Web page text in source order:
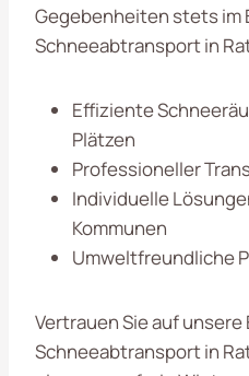
Gegebenheiten stets im
Schneeabtransport in
Effiziente
Plätzen
Professioneller
Individuelle
Kommunen
Umweltfreundliche
Vertrauen Sie auf
Schneeabtransport in